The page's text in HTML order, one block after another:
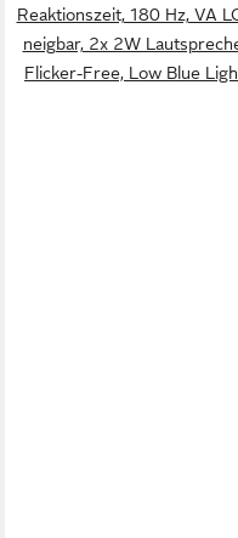
Reaktionszeit, 180 Hz, VA
neigbar, 2x 2W
Flicker-Free, Low Blue